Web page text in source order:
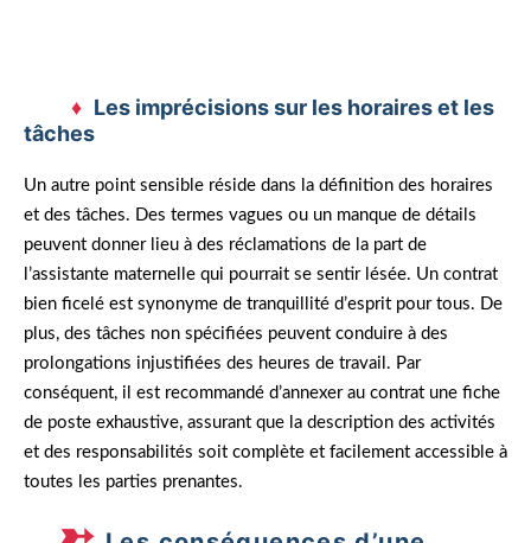
Les imprécisions sur les horaires et les
tâches
Un autre point sensible réside dans la définition des horaires
et des tâches. Des termes vagues ou un manque de détails
peuvent donner lieu à des réclamations de la part de
l’assistante maternelle qui pourrait se sentir lésée. Un contrat
bien ficelé est synonyme de tranquillité d’esprit pour tous. De
plus, des tâches non spécifiées peuvent conduire à des
prolongations injustifiées des heures de travail. Par
conséquent, il est recommandé d’annexer au contrat une fiche
de poste exhaustive, assurant que la description des activités
et des responsabilités soit complète et facilement accessible à
toutes les parties prenantes.